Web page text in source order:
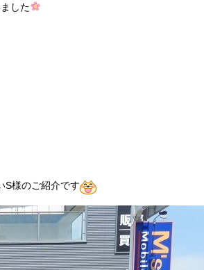
した
S様のご紹介です